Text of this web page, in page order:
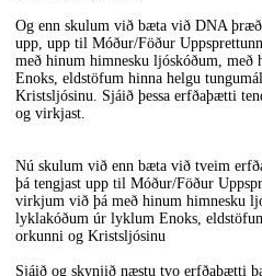
Og enn skulum við bæta við DNA
upp, upp til Móður/Föður
með hinum himnesku ljóskóðum,
Enoks, eldstöfum hinna helgu
Kristsljósinu. Sjáið þessa erfðaþætti
og virkjast.
Nú skulum við enn bæta við tveim
þá tengjast upp til Móður/Föður
virkjum við þá með hinum himnesku
lyklakóðum úr lyklum Enoks,
orkunni og Kristsljósinu
Sjáið og skynjið næstu tvo erfðaþætti